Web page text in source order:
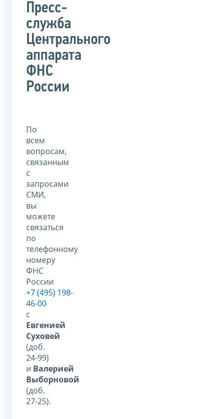
Пресс-
служба
Центрального
аппарата
ФНС
России
По
всем
вопросам,
связанным
с
запросами
СМИ,
вы
можете
связаться
по
телефонному
номеру
ФНС
России
+7 (495) 198-
46-00
с
Евгенией
Суховей
(доб.
24-99)
и Валерией
Выборновой
(доб.
27-25).